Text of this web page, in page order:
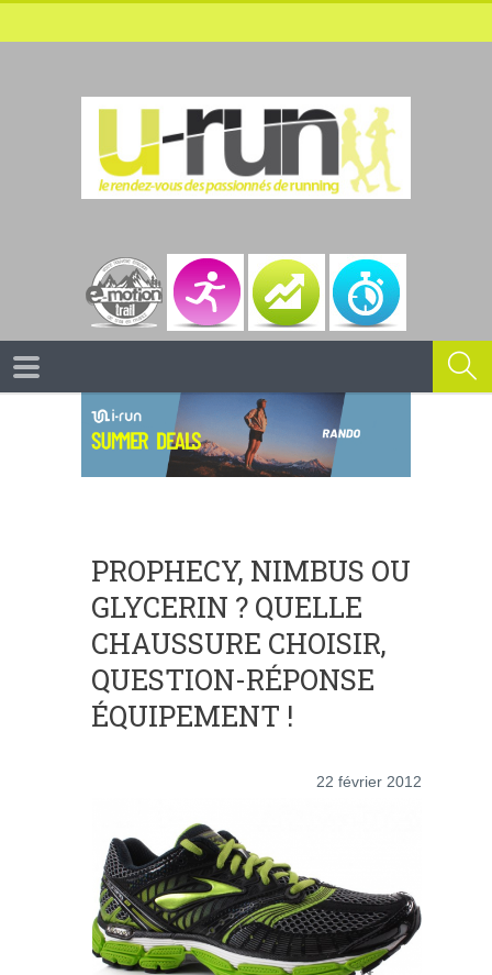
PROPHECY, NIMBUS OU
GLYCERIN ? QUELLE
CHAUSSURE CHOISIR,
QUESTION-RÉPONSE
ÉQUIPEMENT !
22 février 2012